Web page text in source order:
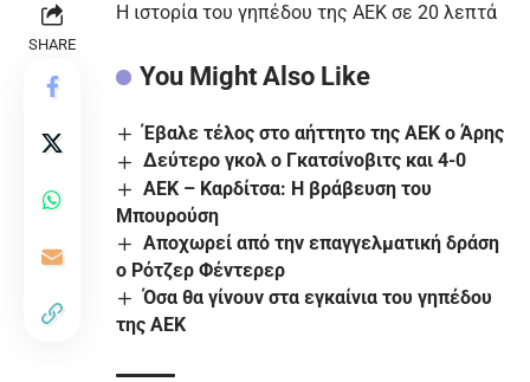
SHARE
Η ιστορία του γηπέδου της ΑΕΚ σε 20 λεπτά
You Might Also Like
Έβαλε τέλος στο αήττητο της ΑΕΚ ο Άρης
Δεύτερο γκολ ο Γκατσίνοβιτς και 4-0
ΑΕΚ – Καρδίτσα: Η βράβευση του
Μπουρούση
Αποχωρεί από την επαγγελματική δράση
ο Ρότζερ Φέντερερ
Όσα θα γίνουν στα εγκαίνια του γηπέδου
της ΑΕΚ